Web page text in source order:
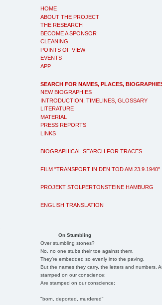
HOME
ABOUT THE PROJECT
THE RESEARCH
BECOME A SPONSOR
CLEANING
POINTS OF VIEW
EVENTS
APP
SEARCH FOR NAMES, PLACES,
NEW BIOGRAPHIES
INTRODUCTION, TIMELINES, GLOSSARY
LITERATURE
MATERIAL
PRESS REPORTS
LINKS
BIOGRAPHICAL SEARCH FOR TRACES
FILM "TRANSPORT IN DEN TOD AM 23.9.1940"
PROJEKT STOLPERTONSTEINE HAMBURG
ENGLISH TRANSLATION
On Stumbling
Over stumbling stones?
No, no one stubs their toe against them.
They're embedded so evenly into the paving.
But the names they carry, the letters and numbers,
stamped on our conscience;
Are stamped on our conscience;
"born, deported, murdered"